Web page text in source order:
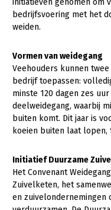
Dier
Geitenhouderij
Kalverhouderij
Konijnenhouderij
Melkveehouderij
Pluimveehouderij
Schapenhouderij
Akkerbouw
Biologische
Bollenteelt
Bomen, vaste
Glastuinbouw
Paddenstoelen
Multifunctionele
Multifunctioneel
Vrouw en Bedrijf
Onderwerpen
Nieuws
Nieuwsabonnement
Webinars
Over LTO
LTO Nederland
initiatieven genomen om
bedrijfsvoering met het
weiden.
Vormen van weidegang
Veehouders kunnen
bedrijf toepassen:
minste 120 dagen zes
deelweidegang, waarbij
buiten komt. Dit jaar is
koeien buiten laat lopen,
Initiatief Duurzame
Het Convenant
Zuivelketen, het
en zuivelondernemingen